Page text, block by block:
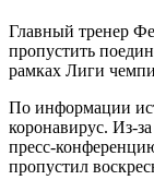
Главный тренер
пропустить
рамках Лиги
По информации
коронавирус. Из-
пресс-
пропустил